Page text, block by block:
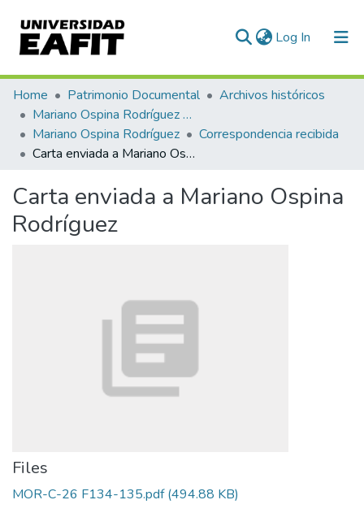
Log In (current)
Communities & Collections
All of DSpace
Statistics
Home Patrimonio Documental
Archivos históricos
Mariano Ospina Rodríguez (1826 -1912)
Mariano Ospina Rodríguez
Correspondencia recibida
Carta enviada a Mariano Ospina Rodríguez
Carta enviada a Mariano Ospina
Rodríguez
Files
MOR-C-26 F134-135.pdf(494.88 KB)